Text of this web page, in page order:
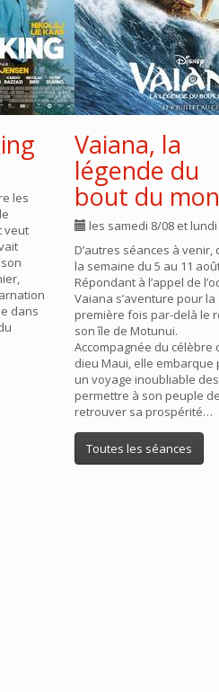
les
veut
dans
Vaiana, la
légende du
bout du
les samedi 8/08 et
D’autres séances à venir,
la semaine du 5 au 11
Répondant à l’appel de
Vaiana s’aventure pour la
première fois par-delà le
son île de Motunui.
Accompagnée du célèbre
dieu Maui, elle embarque
un voyage inoubliable
permettre à son peuple
retrouver sa prospérité…
Toutes les séances